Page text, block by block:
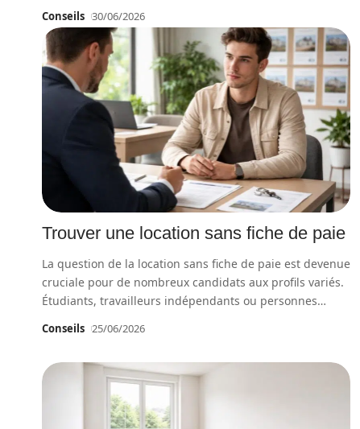
Conseils 30/06/2026
Trouver une location sans fiche de paie
La question de la location sans fiche de paie est devenue
cruciale pour de nombreux candidats aux profils variés.
Étudiants, travailleurs indépendants ou personnes…
Conseils 25/06/2026